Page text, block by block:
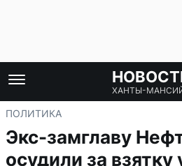
ХАНТЫ-
ПОЛИТИКА
Экс-замглаву
осудили за